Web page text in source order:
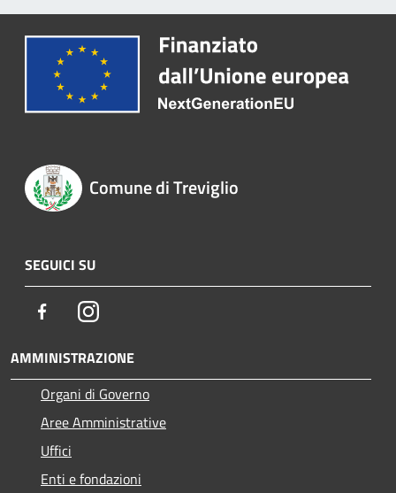
Comune di Treviglio
SEGUICI SU
FacebookInstagram
AMMINISTRAZIONE
Organi di Governo
Aree Amministrative
Uffici
Enti e fondazioni